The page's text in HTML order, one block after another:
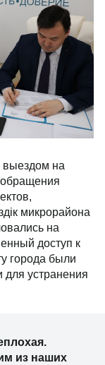
на
обращения
микрорайона
на
доступ к
города были
устранения
из наших